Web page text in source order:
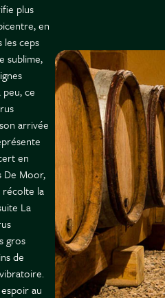
plus
en
ceps
sublime,
ce
arrivée
en
De Moor,
récolte la
La
gros
de
au